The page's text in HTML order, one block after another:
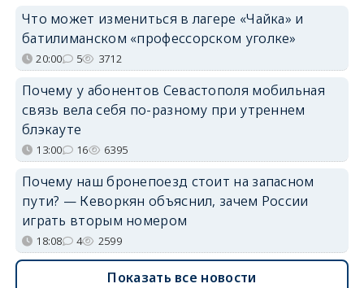
Что может измениться в лагере «Чайка» и
батилиманском «профессорском уголке»
20:00 5 3712
Почему у абонентов Севастополя мобильная
связь вела себя по-разному при утреннем
блэкауте
13:00 16 6395
Почему наш бронепоезд стоит на запасном
пути? — Кеворкян объяснил, зачем России
играть вторым номером
18:08 4 2599
Показать все новости